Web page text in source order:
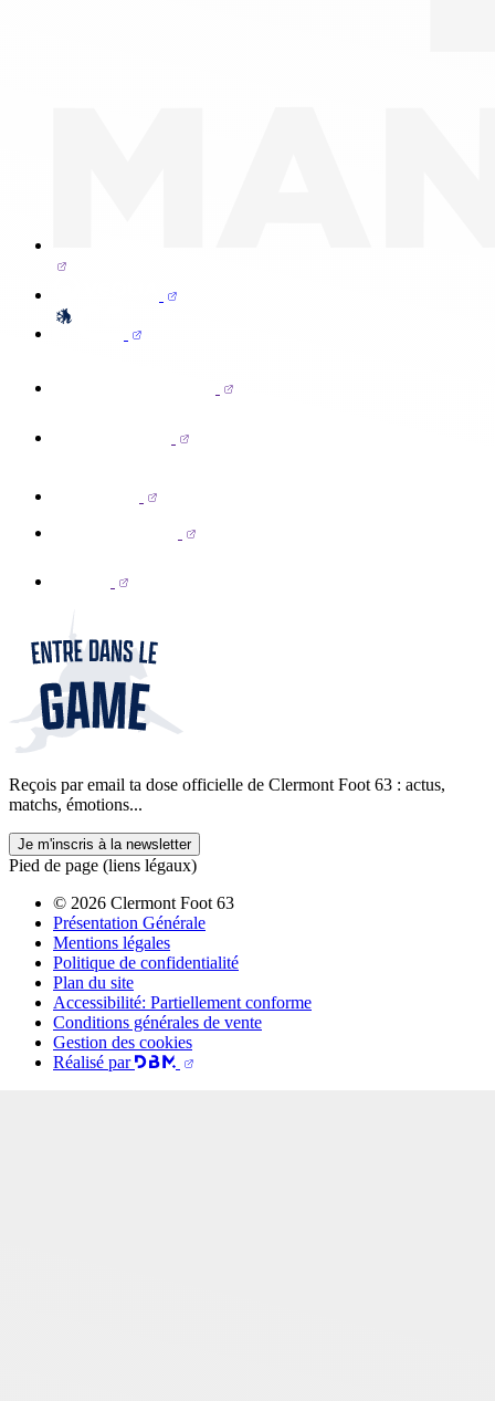
Reçois par email ta dose officielle de Clermont Foot 63 : actus,
matchs, émotions...
Je m'inscris à la newsletter
Pied de page (liens légaux)
© 2026 Clermont Foot 63
Présentation Générale
Mentions légales
Politique de confidentialité
Plan du site
Accessibilité: Partiellement conforme
Conditions générales de vente
Gestion des cookies
Réalisé par